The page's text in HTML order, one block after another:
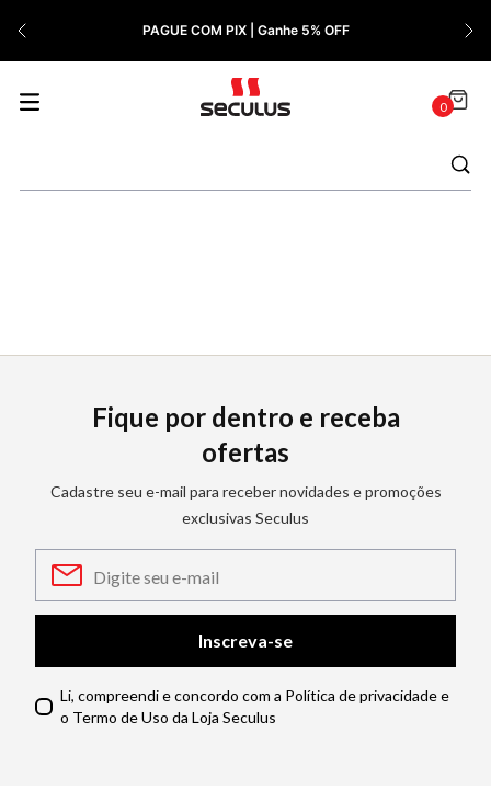
PAGUE COM PIX | Ganhe 5% OFF
0
Fique por dentro e receba
ofertas
Cadastre seu e-mail para receber novidades e promoções
exclusivas Seculus
Inscreva-se
Li, compreendi e concordo com a Política de privacidade e
o Termo de Uso da Loja Seculus
9º